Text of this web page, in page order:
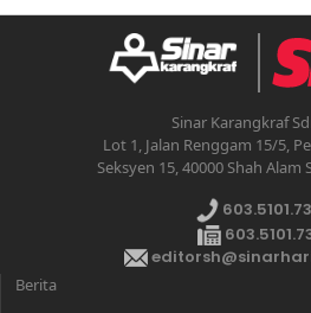
Sinar Karangkraf
Lot 1, Jalan Renggam 15/5,
Seksyen 15, 40000 Shah Alam
Berita